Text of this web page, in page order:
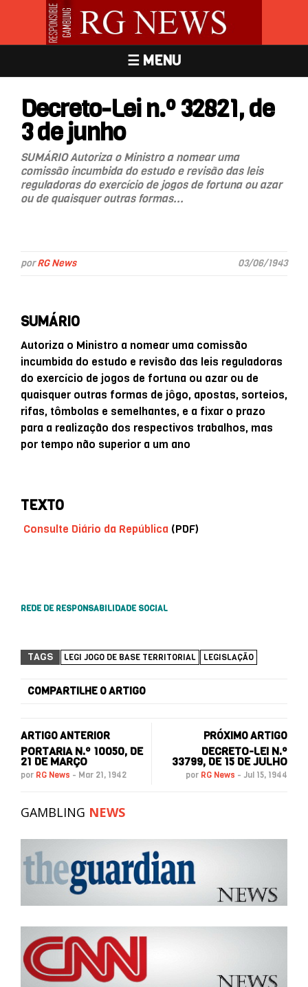
☰ MENU
Decreto-Lei n.º 32821, de
3 de junho
SUMÁRIO Autoriza o Ministro a nomear uma
comissão incumbida do estudo e revisão das leis
reguladoras do exercício de jogos de fortuna ou azar
ou de quaisquer outras formas...
porRG News 03/06/1943
SUMÁRIO
Autoriza o Ministro a nomear uma comissão
incumbida do estudo e revisão das leis reguladoras
do exercício de jogos de fortuna ou azar ou de
quaisquer outras formas de jôgo, apostas, sorteios,
rifas, tômbolas e semelhantes, e a fixar o prazo
para a realização dos respectivos trabalhos, mas
por tempo não superior a um ano
TEXTO
Consulte Diário da República (PDF)
REDE DE RESPONSABILIDADE SOCIAL
TAGS LEGI JOGO DE BASE TERRITORIAL LEGISLAÇÃO
COMPARTILHE O ARTIGO
ARTIGO ANTERIOR
PORTARIA N.º 10050, DE
21 DE MARÇO
por RG News - Mar 21, 1942
PRÓXIMO ARTIGO
DECRETO-LEI N.º
33799, DE 15 DE JULHO
por RG News - Jul 15, 1944
GAMBLING NEWS